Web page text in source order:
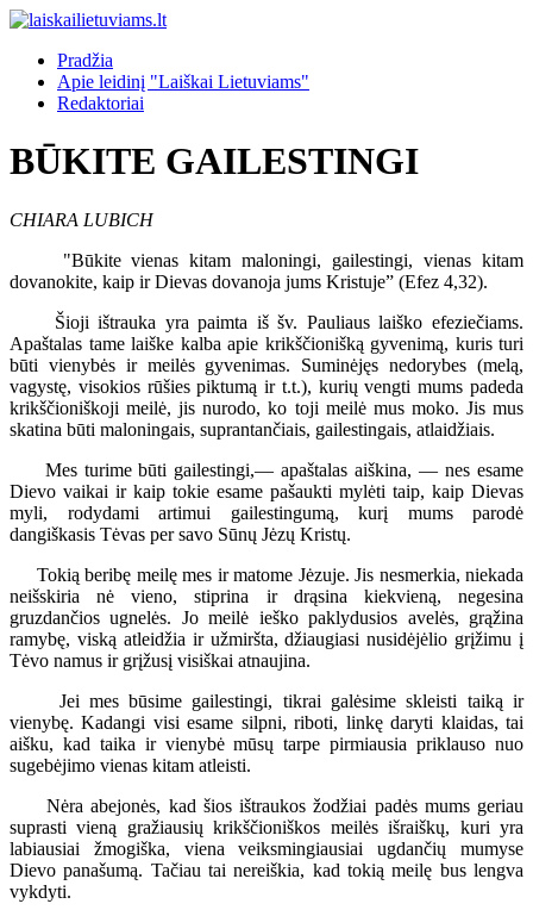
Pradžia
Apie leidinį "Laiškai Lietuviams"
Redaktoriai
BŪKITE GAILESTINGI
CHIARA LUBICH
"Būkite vienas kitam maloningi, gailestingi, vienas kitam
dovanokite, kaip ir Dievas dovanoja jums Kristuje” (Efez 4,32).
Šioji ištrauka yra paimta iš šv. Pauliaus laiško efeziečiams.
Apaštalas tame laiške kalba apie krikščionišką gyvenimą, kuris turi
būti vienybės ir meilės gyvenimas. Suminėjęs nedorybes (melą,
vagystę, visokios rūšies piktumą ir t.t.), kurių vengti mums padeda
krikščioniškoji meilė, jis nurodo, ko toji meilė mus moko. Jis mus
skatina būti maloningais, suprantančiais, gailestingais, atlaidžiais.
Mes turime būti gailestingi,— apaštalas aiškina, — nes esame
Dievo vaikai ir kaip tokie esame pašaukti mylėti taip, kaip Dievas
myli, rodydami artimui gailestingumą, kurį mums parodė
dangiškasis Tėvas per savo Sūnų Jėzų Kristų.
Tokią beribę meilę mes ir matome Jėzuje. Jis nesmerkia, niekada
neišskiria nė vieno, stiprina ir drąsina kiekvieną, negesina
gruzdančios ugnelės. Jo meilė ieško paklydusios avelės, grąžina
ramybę, viską atleidžia ir užmiršta, džiaugiasi nusidėjėlio grįžimu į
Tėvo namus ir grįžusį visiškai atnaujina.
Jei mes būsime gailestingi, tikrai galėsime skleisti taiką ir
vienybę. Kadangi visi esame silpni, riboti, linkę daryti klaidas, tai
aišku, kad taika ir vienybė mūsų tarpe pirmiausia priklauso nuo
sugebėjimo vienas kitam atleisti.
Nėra abejonės, kad šios ištraukos žodžiai padės mums geriau
suprasti vieną gražiausių krikščioniškos meilės išraiškų, kuri yra
labiausiai žmogiška, viena veiksmingiausiai ugdančių mumyse
Dievo panašumą. Tačiau tai nereiškia, kad tokią meilę bus lengva
vykdyti.